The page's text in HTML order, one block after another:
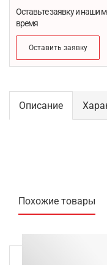
Оставьте заявку и наши
время
Оставить заявку
Описание
Похожие товары